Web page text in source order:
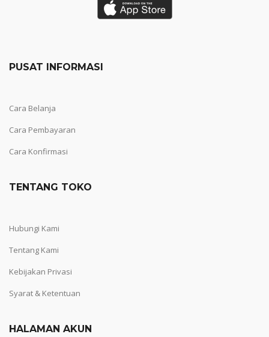
PUSAT INFORMASI
Cara Belanja
Cara Pembayaran
Cara Konfirmasi
TENTANG TOKO
Hubungi Kami
Tentang Kami
Kebijakan Privasi
Syarat & Ketentuan
HALAMAN AKUN